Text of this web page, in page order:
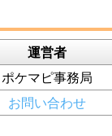
運営者
ポケマピ事務局
お問い合わせ